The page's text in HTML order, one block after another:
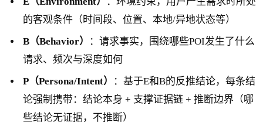
的客观条件（时间段、位置、本地/异地状态等）
B（Behavior）
：请求事实，围绕哪些POI发生了什么
请求、频次与深度如何
P（Persona/Intent）
：基于E和B的反推结论，每条结
论强制携带：结论本身 + 支撑证据链 + 推断边界（哪
些结论无证据，不推断）